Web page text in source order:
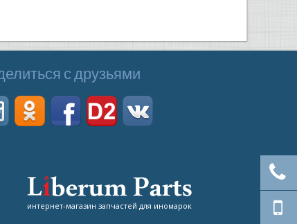
с друзьями
интернет-магазин запчастей для иномарок